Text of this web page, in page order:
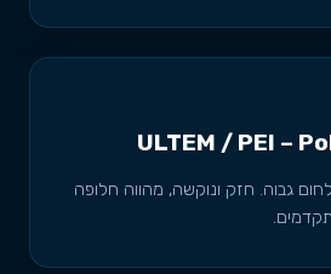
ULTEM / PEI –
גבוה. חזק ונוקשה, מהווה חלופה